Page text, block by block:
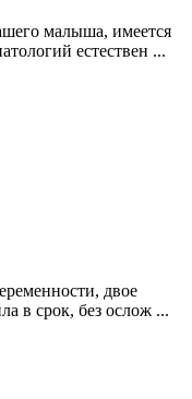
малыша, имеется
естествен ...
двое
в срок, без ослож ...